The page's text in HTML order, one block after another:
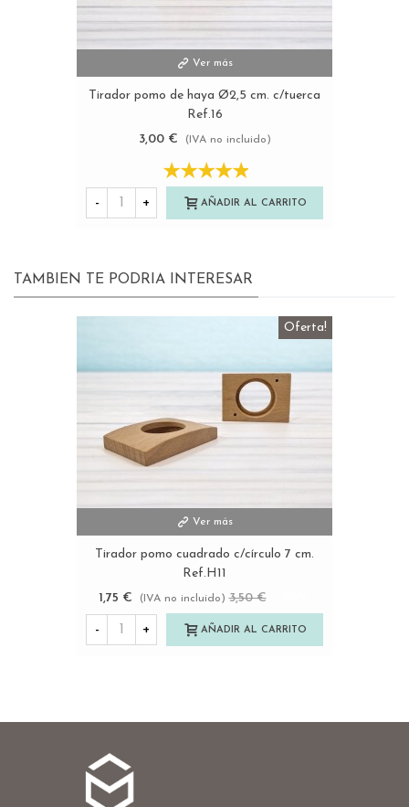
Ver más
Tirador pomo de haya Ø2,5 cm. c/tuerca
Ref.16
3,00 €
(IVA no incluido)
- + AÑADIR AL CARRITO
TAMBIEN TE PODRIA INTERESAR
Oferta!
Ver más
Tirador pomo cuadrado c/círculo 7 cm.
Ref.H11
1,75 €
(IVA no incluido) 3,50 €
- + AÑADIR AL CARRITO